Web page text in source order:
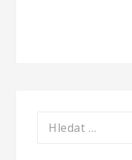
Vyhledávání